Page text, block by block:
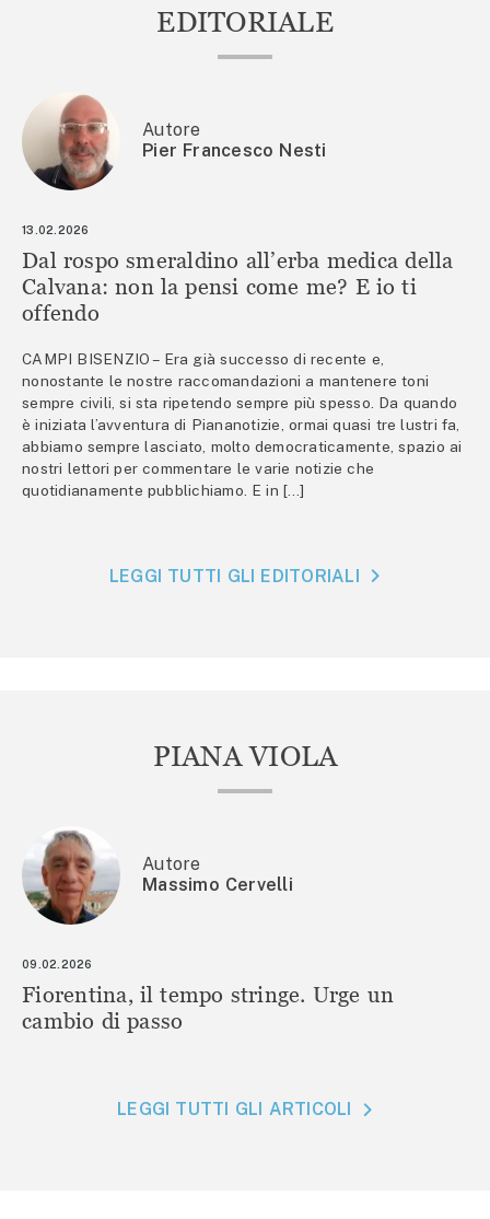
EDITORIALE
Autore
Pier Francesco Nesti
13.02.2026
Dal rospo smeraldino all’erba medica della
Calvana: non la pensi come me? E io ti
offendo
CAMPI BISENZIO – Era già successo di recente e,
nonostante le nostre raccomandazioni a mantenere toni
sempre civili, si sta ripetendo sempre più spesso. Da quando
è iniziata l’avventura di Piananotizie, ormai quasi tre lustri fa,
abbiamo sempre lasciato, molto democraticamente, spazio ai
nostri lettori per commentare le varie notizie che
quotidianamente pubblichiamo. E in […]
LEGGI TUTTI GLI EDITORIALI
PIANA VIOLA
Autore
Massimo Cervelli
09.02.2026
Fiorentina, il tempo stringe. Urge un
cambio di passo
LEGGI TUTTI GLI ARTICOLI